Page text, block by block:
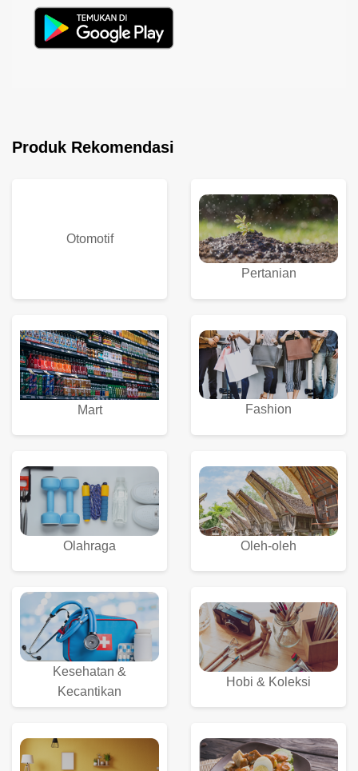
Produk Rekomendasi
Otomotif
Pertanian
Mart Fashion
Olahraga Oleh-oleh
Kesehatan &
Kecantikan
Hobi & Koleksi